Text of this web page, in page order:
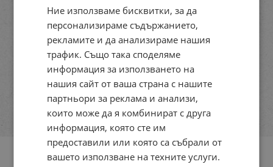
Ние използваме бисквитки, за да
персонализираме съдържанието,
рекламите и да анализираме нашия
трафик. Също така споделяме
информация за използването на
нашия сайт от ваша страна с нашите
партньори за реклама и анализи,
които може да я комбинират с друга
информация, която сте им
предоставили или която са събрали от
вашето използване на техните услуги.